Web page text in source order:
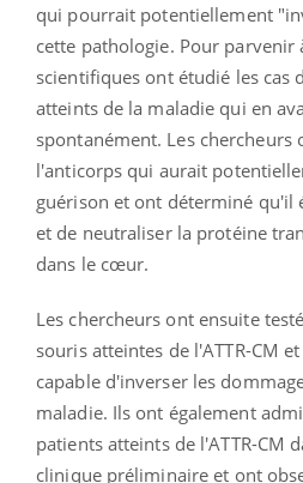
qui pourrait potentiellement
cette pathologie. Pour parvenir
scientifiques ont étudié les cas
atteints de la maladie qui en
spontanément. Les chercheurs
l'anticorps qui aurait
guérison et ont déterminé qu'il
et de neutraliser la protéine
dans le cœur.
Les chercheurs ont ensuite
souris atteintes de l'ATTR-CM
capable d'inverser les
maladie. Ils ont également
patients atteints de l'ATTR-CM
clinique préliminaire et ont